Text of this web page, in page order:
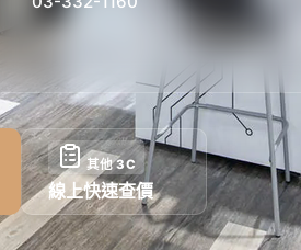
其他 3C
線上快速查價